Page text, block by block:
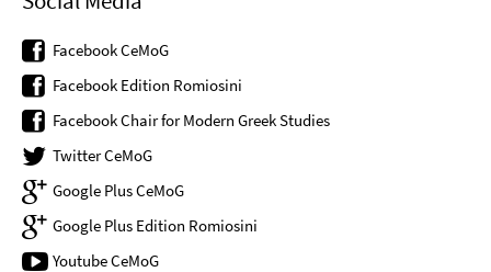
Facebook CeMoG
Facebook Edition Romiosini
Facebook Chair for Modern Greek Studies
Twitter CeMoG
Google Plus CeMoG
Google Plus Edition Romiosini
Youtube CeMoG